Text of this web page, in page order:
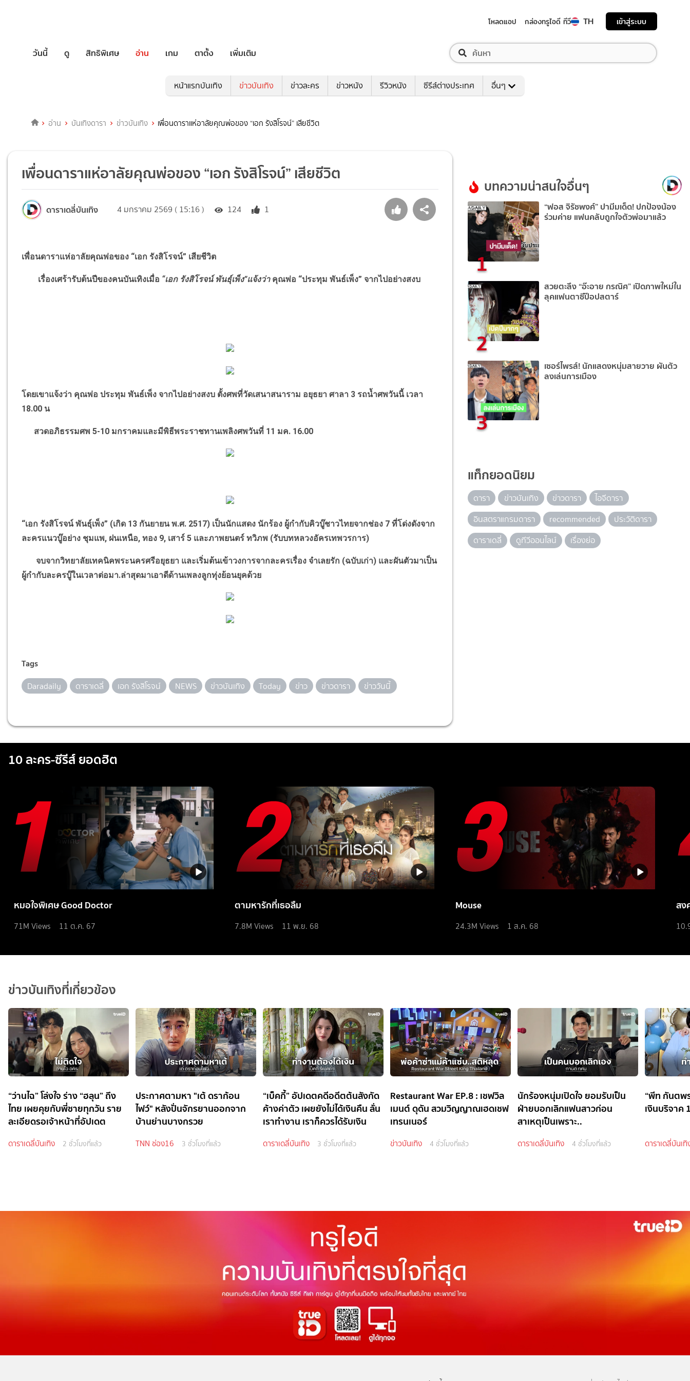
โหลดแอป กล่องทรูไอดี ทีวี TH เข้าสู่ระบบ
วันนี้ ดู สิทธิพิเศษ อ่าน เกม ตาตั้ง เพิ่มเติม
หน้าแรกบันเทิง ข่าวบันเทิง ข่าวละคร ข่าวหนัง รีวิวหนัง ซีรีส์ต่างประเทศ อื่นๆ
อ่าน บันเทิงดารา ข่าวบันเทิง เพื่อนดาราแห่อาลัยคุณพ่อของ “เอก รังสิโรจน์” เสียชีวิต
เพื่อนดาราแห่อาลัยคุณพ่อของ “เอก รังสิโรจน์” เสียชีวิต
ดาราเดลี่บันเทิง 4 มกราคม 2569 ( 15:16 ) 124 1
เพื่อนดาราแห่อาลัยคุณพ่อของ “เอก รังสิโรจน์” เสียชีวิต
เรื่องเศร้ารับต้นปีของคนบันเทิงเมื่อ “เอก รังสิโรจน์ พันธุ์เพ็ง”แจ้งว่า คุณพ่อ “ประทุม พันธ์เพ็ง” จากไปอย่างสงบ
โดยเขาแจ้งว่า คุณพ่อ ประทุม พันธ์เพ็ง จากไปอย่างสงบ ตั้งศพที่วัดเสนาสนาราม อยุธยา ศาลา 3 รถน้ำศพวันนี้ เวลา
18.00 น
สวดอภิธรรมศพ 5-10 มกราคมและมีพิธีพระราชทานเพลิงศพวันที่ 11 มค. 16.00
“เอก รังสิโรจน์ พันธุ์เพ็ง” (เกิด 13 กันยายน พ.ศ. 2517) เป็นนักแสดง นักร้อง ผู้กำกับคิวบู๊ชาวไทยจากช่อง 7 ที่โด่งดังจาก
ละครแนวบู๊อย่าง ชุมแพ, ฝนเหนือ,ทอง 9, เสาร์ 5 และภาพยนตร์ ทวิภพ (รับบทหลวงอัครเทพวรการ)
จบจากวิทยาลัยเทคนิคพระนครศรีอยุธยา และเริ่มต้นเข้าวงการจากละครเรื่อง จำเลยรัก (ฉบับเก่า) และผันตัวมาเป็น
ผู้กำกับละครบู๊ในเวลาต่อมา.ล่าสุดมาเอาดีด้านเพลงลูกทุ่งย้อนยุคด้วย
Tags
Daradaily ดาราเดลี่ เอก รังสิโรจน์ NEWS ข่าวบันเทิง Today ข่าว ข่าวดารา ข่าววันนี้
บทความน่าสนใจอื่นๆ
1
“ฟอส จิรัชพงศ์” ปามีมเด็ด! ปกป้องน้อง
ร่วมค่าย แฟนคลับถูกใจตัวพ่อมาแล้ว
2
สวยตะลึง “อ๊ะอาย กรณิศ” เปิดภาพใหม่ใน
ลุคแฟนตาซีป๊อปสตาร์
3
เซอร์ไพรส์! นักแสดงหนุ่มสายวาย ผันตัว
ลงเล่นการเมือง
แท็กยอดนิยม
ดารา ข่าวบันเทิง ข่าวดารา
ไอจีดารา
อินสตราแกรมดารา
recommended
ประวัติดารา
ดาราเดลี่
ดูทีวีออนไลน์ เรื่องย่อ
10 ละคร-ซีรีส์ ยอดฮิต
หมอใจพิเศษ Good Doctor
71M Views 11 ต.ค. 67
ตามหารักที่เธอลืม
7.8M Views 11 พ.ย. 68
Mouse
24.3M Views 1 ส.ค. 68
สง
ข่าวบันเทิงที่เกี่ยวข้อง
“ว่านไฉ” โล่งใจ ร่าง “ฮลุน” ถึง
ไทย เผยคุยกับพี่ชายทุกวัน ราย
ละเอียดรอเจ้าหน้าที่อัปเดต
ดาราเดลี่บันเทิง 2 ชั่วโมงที่แล้ว
ประกาศตามหา "เต้ ดราก้อน
ไฟว์" หลังปั่นจักรยานออกจาก
บ้านย่านบางกรวย
TNN ช่อง16 3 ชั่วโมงที่แล้ว
“เบ็คกี้” อัปเดตคดีอดีตต้นสังกัด
ค้างค่าตัว เผยยังไม่ได้เงินคืน ลั่น
เราทำงาน เราก็ควรได้รับเงิน
ดาราเดลี่บันเทิง 3 ชั่วโมงที่แล้ว
Restaurant War EP.8 : เชฟวิล
เมนต์ ดุดัน สวมวิญญาณเฮดเชฟ
เทรนเนอร์
ข่าวบันเทิง 4 ชั่วโมงที่แล้ว
นักร้องหนุ่มเปิดใจ ยอมรับเป็น
ฝ่ายบอกเลิกแฟนสาวก่อน
สาเหตุเป็นเพราะ..
ดาราเดลี่บันเทิง 4 ชั่วโมงที่แล้ว
“พีท กันตพ
เงินบริจาค
ดาราเดลี่บันเทิ